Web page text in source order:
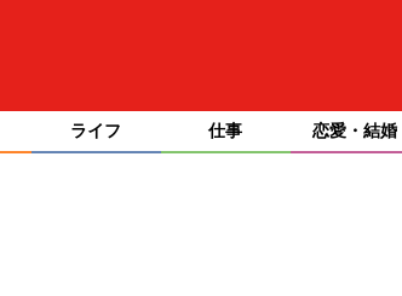
ライフ 仕事 恋愛・結婚